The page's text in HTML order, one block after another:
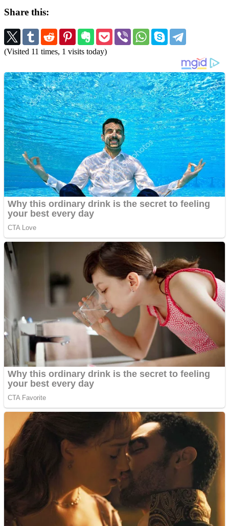
Share this:
(Visited 11 times, 1 visits today)